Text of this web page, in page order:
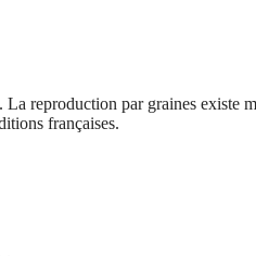
reproduction par graines existe
françaises.